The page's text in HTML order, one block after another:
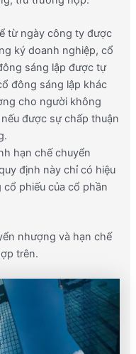
từ ngày công ty được
ký doanh nghiệp, cổ
sáng lập được tự
đông sáng lập khác
cho người không
được sự chấp thuận
hạn chế chuyển
định này chỉ có hiệu
phiếu của cổ phần
nhượng và hạn chế
trên.